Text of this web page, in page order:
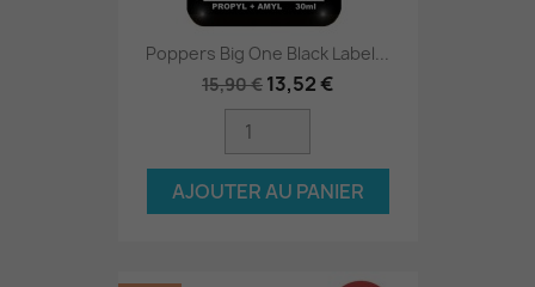
Poppers Big One Black Label...
15,90 € 13,52 €
AJOUTER AU PANIER